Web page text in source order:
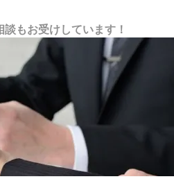
もお受けしています！